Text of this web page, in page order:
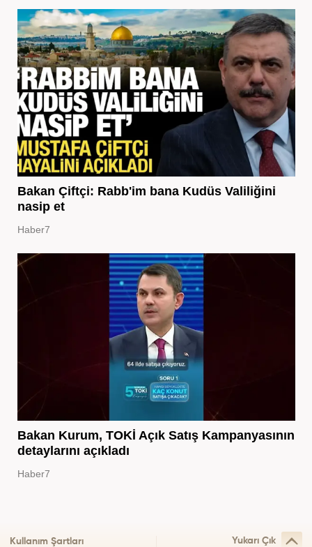
Bakan Çiftçi: Rabb'im bana Kudüs Valiliğini
nasip et
Haber7
Bakan Kurum, TOKİ Açık Satış Kampanyasının
detaylarını açıkladı
Haber7
Kullanım Şartları Yukarı Çık